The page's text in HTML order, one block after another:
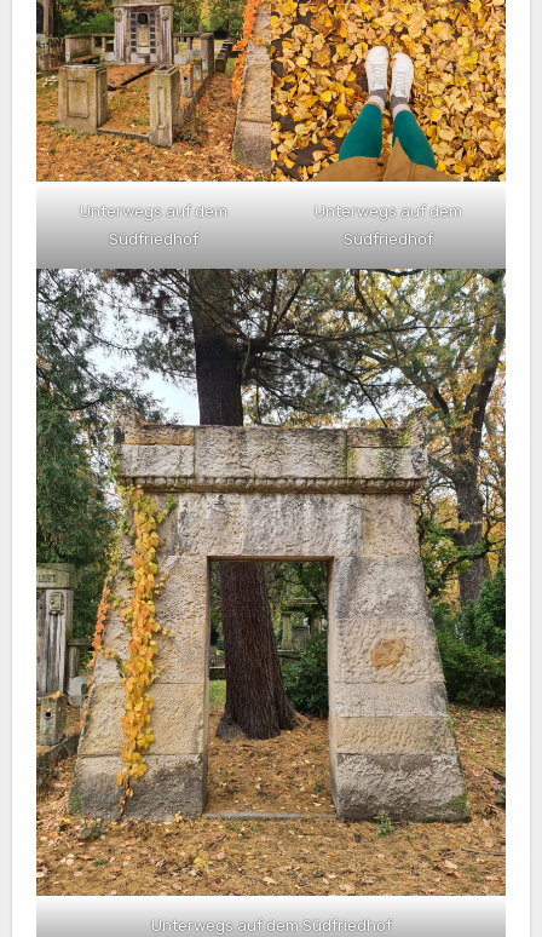
Unterwegs auf dem
Südfriedhof
Unterwegs auf dem
Südfriedhof
Unterwegs auf dem Südfriedhof